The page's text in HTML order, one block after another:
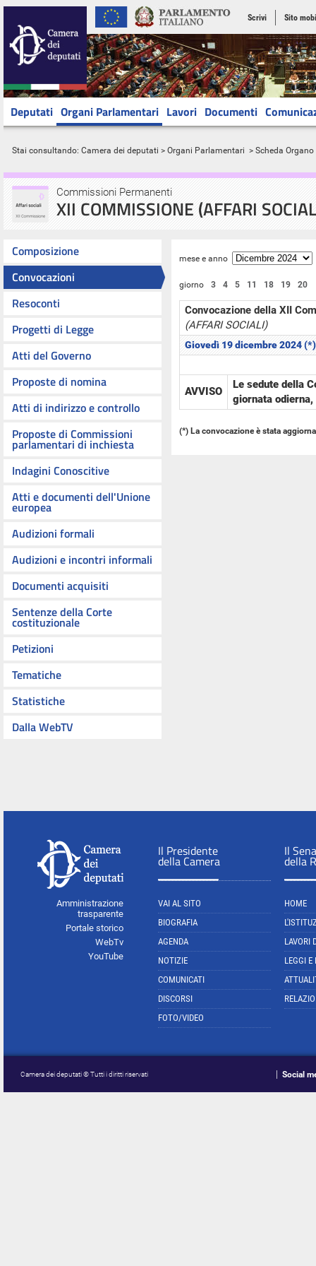
Scrivi Sito
Deputati Organi Parlamentari Lavori Documenti
Stai consultando: Camera dei deputati > Organi Parlamentari > Scheda Organo
Commissioni Permanenti
XII COMMISSIONE (AFFARI
Composizione
Convocazioni
Resoconti
Progetti di Legge
Atti del Governo
Proposte di nomina
Atti di indirizzo e controllo
Proposte di Commissioni
parlamentari di inchiesta
Indagini Conoscitive
Atti e documenti dell'Unione
europea
Audizioni formali
Audizioni e incontri informali
Documenti acquisiti
Sentenze della Corte
costituzionale
Petizioni
Tematiche
Statistiche
Dalla WebTV
mese e anno
giorno 3 4 5 11 18 19 20
Convocazione della XII
(AFFARI SOCIALI)
Giovedì 19 dicembre 2024 (*)
AVVISO
Le sedute della
giornata odierna,
(*) La convocazione è stata
Amministrazione
trasparente
Portale storico
WebTv
YouTube
Il Presidente
della Camera
VAI AL SITO
BIOGRAFIA
AGENDA
NOTIZIE
COMUNICATI
DISCORSI
FOTO/VIDEO
Il
della
HOME
LAVORI
LEGGI E
Camera dei deputati © Tutti i diritti riservati Social